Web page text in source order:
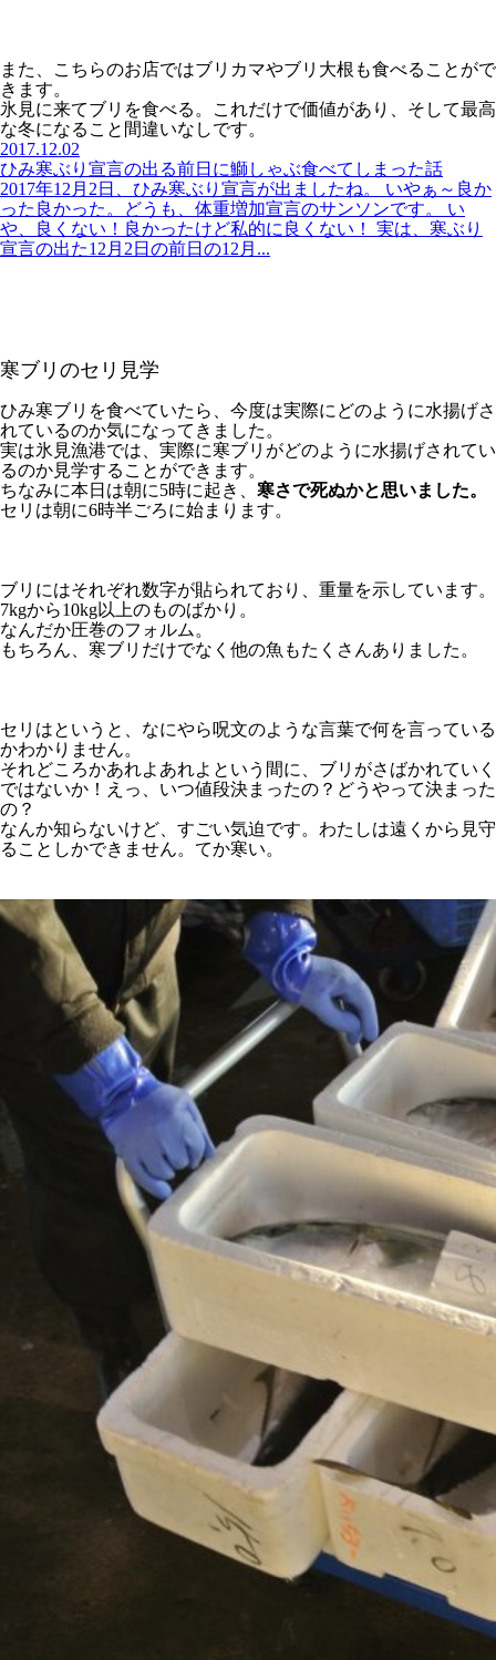
また、こちらのお店ではブリカマやブリ大根も食べることがで
きます。
氷見に来てブリを食べる。これだけで価値があり、そして最高
な冬になること間違いなしです。
2017.12.02
ひみ寒ぶり宣言の出る前日に鰤しゃぶ食べてしまった話
2017年12月2日、ひみ寒ぶり宣言が出ましたね。 いやぁ～良か
った良かった。どうも、体重増加宣言のサンソンです。 い
や、良くない！良かったけど私的に良くない！ 実は、寒ぶり
宣言の出た12月2日の前日の12月...
寒ブリのセリ見学
ひみ寒ブリを食べていたら、今度は実際にどのように水揚げさ
れているのか気になってきました。
実は氷見漁港では、実際に寒ブリがどのように水揚げされてい
るのか見学することができます。
ちなみに本日は朝に5時に起き、 寒さで死ぬかと思いました。
セリは朝に6時半ごろに始まります。
ブリにはそれぞれ数字が貼られており、重量を示しています。
7kgから10kg以上のものばかり。
なんだか圧巻のフォルム。
もちろん、寒ブリだけでなく他の魚もたくさんありました。
セリはというと、なにやら呪文のような言葉で何を言っている
かわかりません。
それどころかあれよあれよという間に、ブリがさばかれていく
ではないか！えっ、いつ値段決まったの？どうやって決まった
の？
なんか知らないけど、すごい気迫です。わたしは遠くから見守
ることしかできません。てか寒い。